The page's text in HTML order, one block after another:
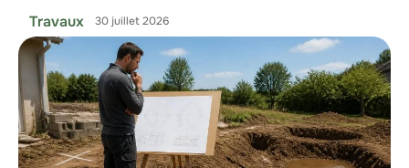
Travaux 30 juillet 2026